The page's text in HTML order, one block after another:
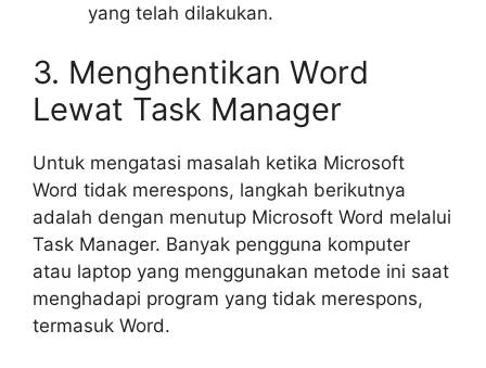
yang telah dilakukan.
3. Menghentikan Word
Lewat Task Manager
Untuk mengatasi masalah ketika Microsoft
Word tidak merespons, langkah berikutnya
adalah dengan menutup Microsoft Word melalui
Task Manager. Banyak pengguna komputer
atau laptop yang menggunakan metode ini saat
menghadapi program yang tidak merespons,
termasuk Word.